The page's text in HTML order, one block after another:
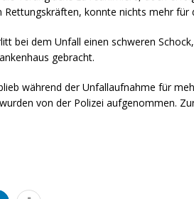
konnte nichts mehr für
bei dem Unfall einen schweren
gebracht.
während der Unfallaufnahme für
von der Polizei aufgenommen.